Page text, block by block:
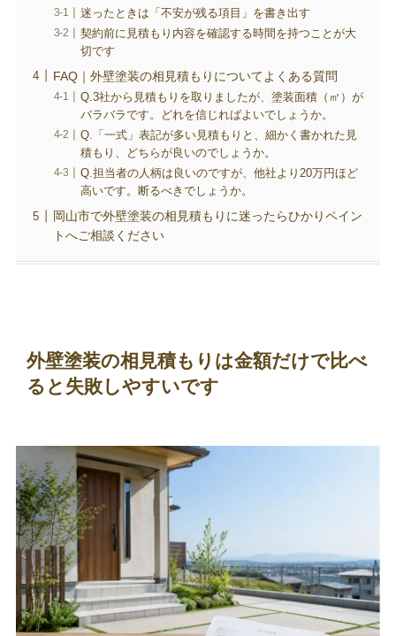
迷ったときは「不安が残る項目」を書き出す
契約前に見積もり内容を確認する時間を持つことが大
切です
FAQ｜外壁塗装の相見積もりについてよくある質問
Q.3社から見積もりを取りましたが、塗装面積（㎡）が
バラバラです。どれを信じればよいでしょうか。
Q.「一式」表記が多い見積もりと、細かく書かれた見
積もり、どちらが良いのでしょうか。
Q.担当者の人柄は良いのですが、他社より20万円ほど
高いです。断るべきでしょうか。
岡山市で外壁塗装の相見積もりに迷ったらひかりペイン
トへご相談ください
外壁塗装の相見積もりは金額だけで比べ
ると失敗しやすいです